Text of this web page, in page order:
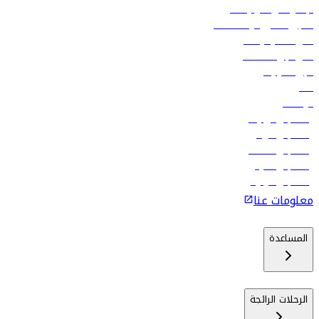
الإعلان على متن رحلاتنا
تسجيل الدخول لوكلاء السفر
أدنى أسعار الرحلات
فلاي دبي للعطلات
تأجير السيارات
فنادق
الوظائف
رحلات إلى تبيليسي
رحلات إلى الرياض
رحلات إلى مسقط
رحلات إلى ماليه
رحلات إلى كولومبو
معلومات عنا
المساعدة
الرحلات الرائجة